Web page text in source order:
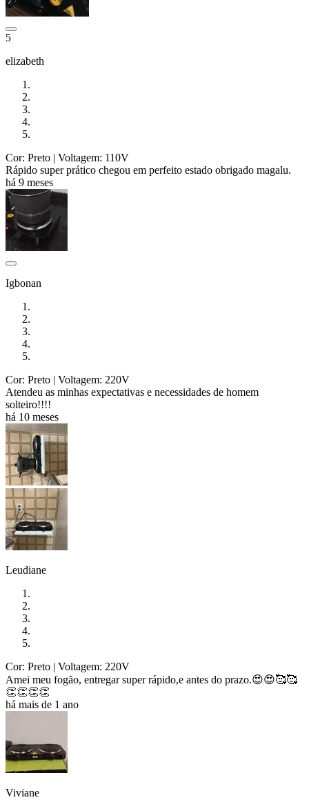
5
elizabeth
Cor: Preto | Voltagem: 110V
Rápido super prático chegou em perfeito estado obrigado magalu.
há 9 meses
Igbonan
Cor: Preto | Voltagem: 220V
Atendeu as minhas expectativas e necessidades de homem
solteiro!!!!
há 10 meses
Leudiane
Cor: Preto | Voltagem: 220V
Amei meu fogão, entregar super rápido,e antes do prazo.😍😍🥰🥰
👏👏👏👏
há mais de 1 ano
Viviane